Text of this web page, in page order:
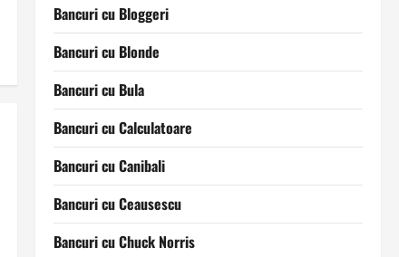
Bancuri cu Bloggeri
Bancuri cu Blonde
Bancuri cu Bula
Bancuri cu Calculatoare
Bancuri cu Canibali
Bancuri cu Ceausescu
Bancuri cu Chuck Norris